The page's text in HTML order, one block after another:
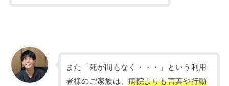
また「死が間もなく・・・」という利用
者様のご家族は、病院よりも言葉や行動